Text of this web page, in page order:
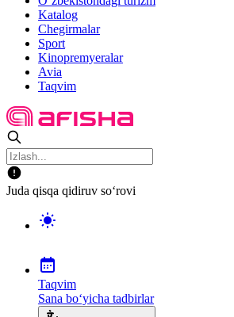
Katalog
Chegirmalar
Sport
Kinopremyeralar
Avia
Taqvim
Juda qisqa qidiruv so‘rovi
Taqvim
Sana bo‘yicha tadbirlar